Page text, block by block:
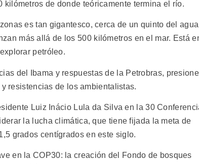
de donde teóricamente termina el río.
es tan gigantesco, cerca de un quinto del agua
más allá de los 500 kilómetros en el mar. Está
petróleo.
del Ibama y respuestas de la Petrobras,
resistencias de los ambientalistas.
Luiz Inácio Lula da Silva en la 30
la lucha climática, que tiene fijada la meta de
grados centígrados en este siglo.
en la COP30: la creación del Fondo de bosques